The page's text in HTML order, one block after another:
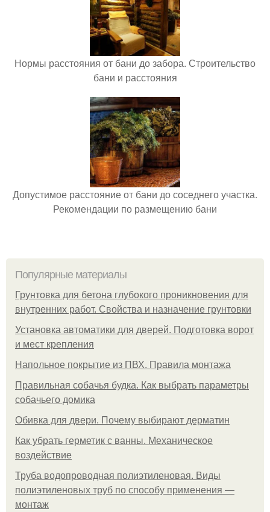
Нормы расстояния от бани до забора. Строительство
бани и расстояния
Допустимое расстояние от бани до соседнего участка.
Рекомендации по размещению бани
Популярные материалы
Грунтовка для бетона глубокого проникновения для
внутренних работ. Свойства и назначение грунтовки
Установка автоматики для дверей. Подготовка ворот
и мест крепления
Напольное покрытие из ПВХ. Правила монтажа
Правильная собачья будка. Как выбрать параметры
собачьего домика
Обивка для двери. Почему выбирают дерматин
Как убрать герметик с ванны. Механическое
воздействие
Труба водопроводная полиэтиленовая. Виды
полиэтиленовых труб по способу применения —
монтаж